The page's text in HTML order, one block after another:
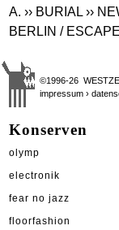
A. ›› BURIAL ››
BERLIN / ESCAPE
©1996-26
impressum ›
Konserven
olymp
electronik
fear no jazz
floorfashion